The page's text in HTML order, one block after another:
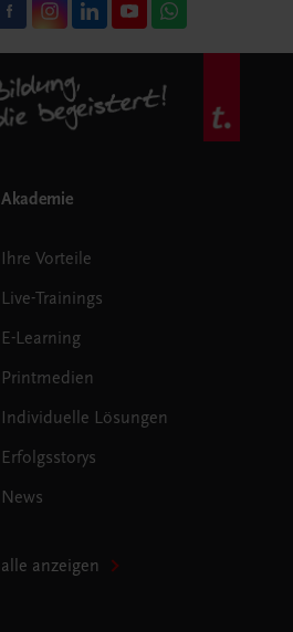
Akademie
Ihre Vorteile
Live-Trainings
E-Learning
Printmedien
Individuelle Lösungen
Erfolgsstorys
News
alle anzeigen